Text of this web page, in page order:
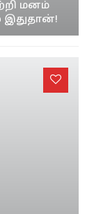
மனம்
இதுதான்!